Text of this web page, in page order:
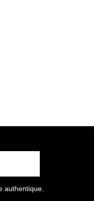
authentique.